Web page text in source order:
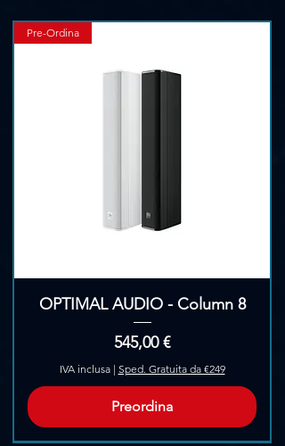
Pre-Ordina
OPTIMAL AUDIO - Column 8
Prezzo
545,00 €
IVA inclusa| Sped. Gratuita da €249
Preordina